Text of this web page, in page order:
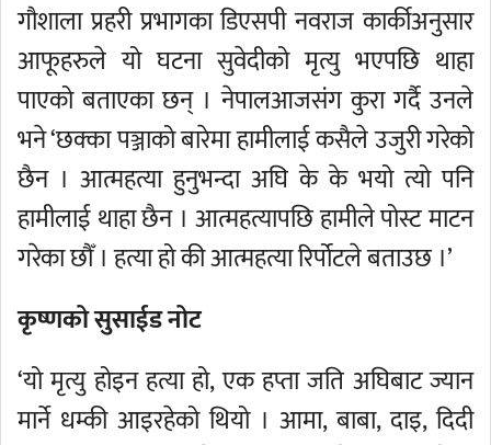
गौशाला प्रहरी प्रभागका डिएसपी नवराज कार्कीअनुसार
आफूहरुले यो घटना सुवेदीको मृत्यु भएपछि थाहा
पाएको बताएका छन् । नेपालआजसंग कुरा गर्दै उनले
भने ‘छक्का पञ्जाको बारेमा हामीलाई कसैले उजुरी गरेको
छैन । आत्महत्या हुनुभन्दा अघि के के भयो त्यो पनि
हामीलाई थाहा छैन । आत्महत्यापछि हामीले पोस्ट माटन
गरेका छौँ । हत्या हो की आत्महत्या रिर्पोटले बताउछ ।’
कृष्णको सुसाईड नोट
‘यो मृत्यु होइन हत्या हो, एक हप्ता जति अघिबाट ज्यान
मार्ने धम्की आइरहेको थियो । आमा, बाबा, दाइ, दिदी